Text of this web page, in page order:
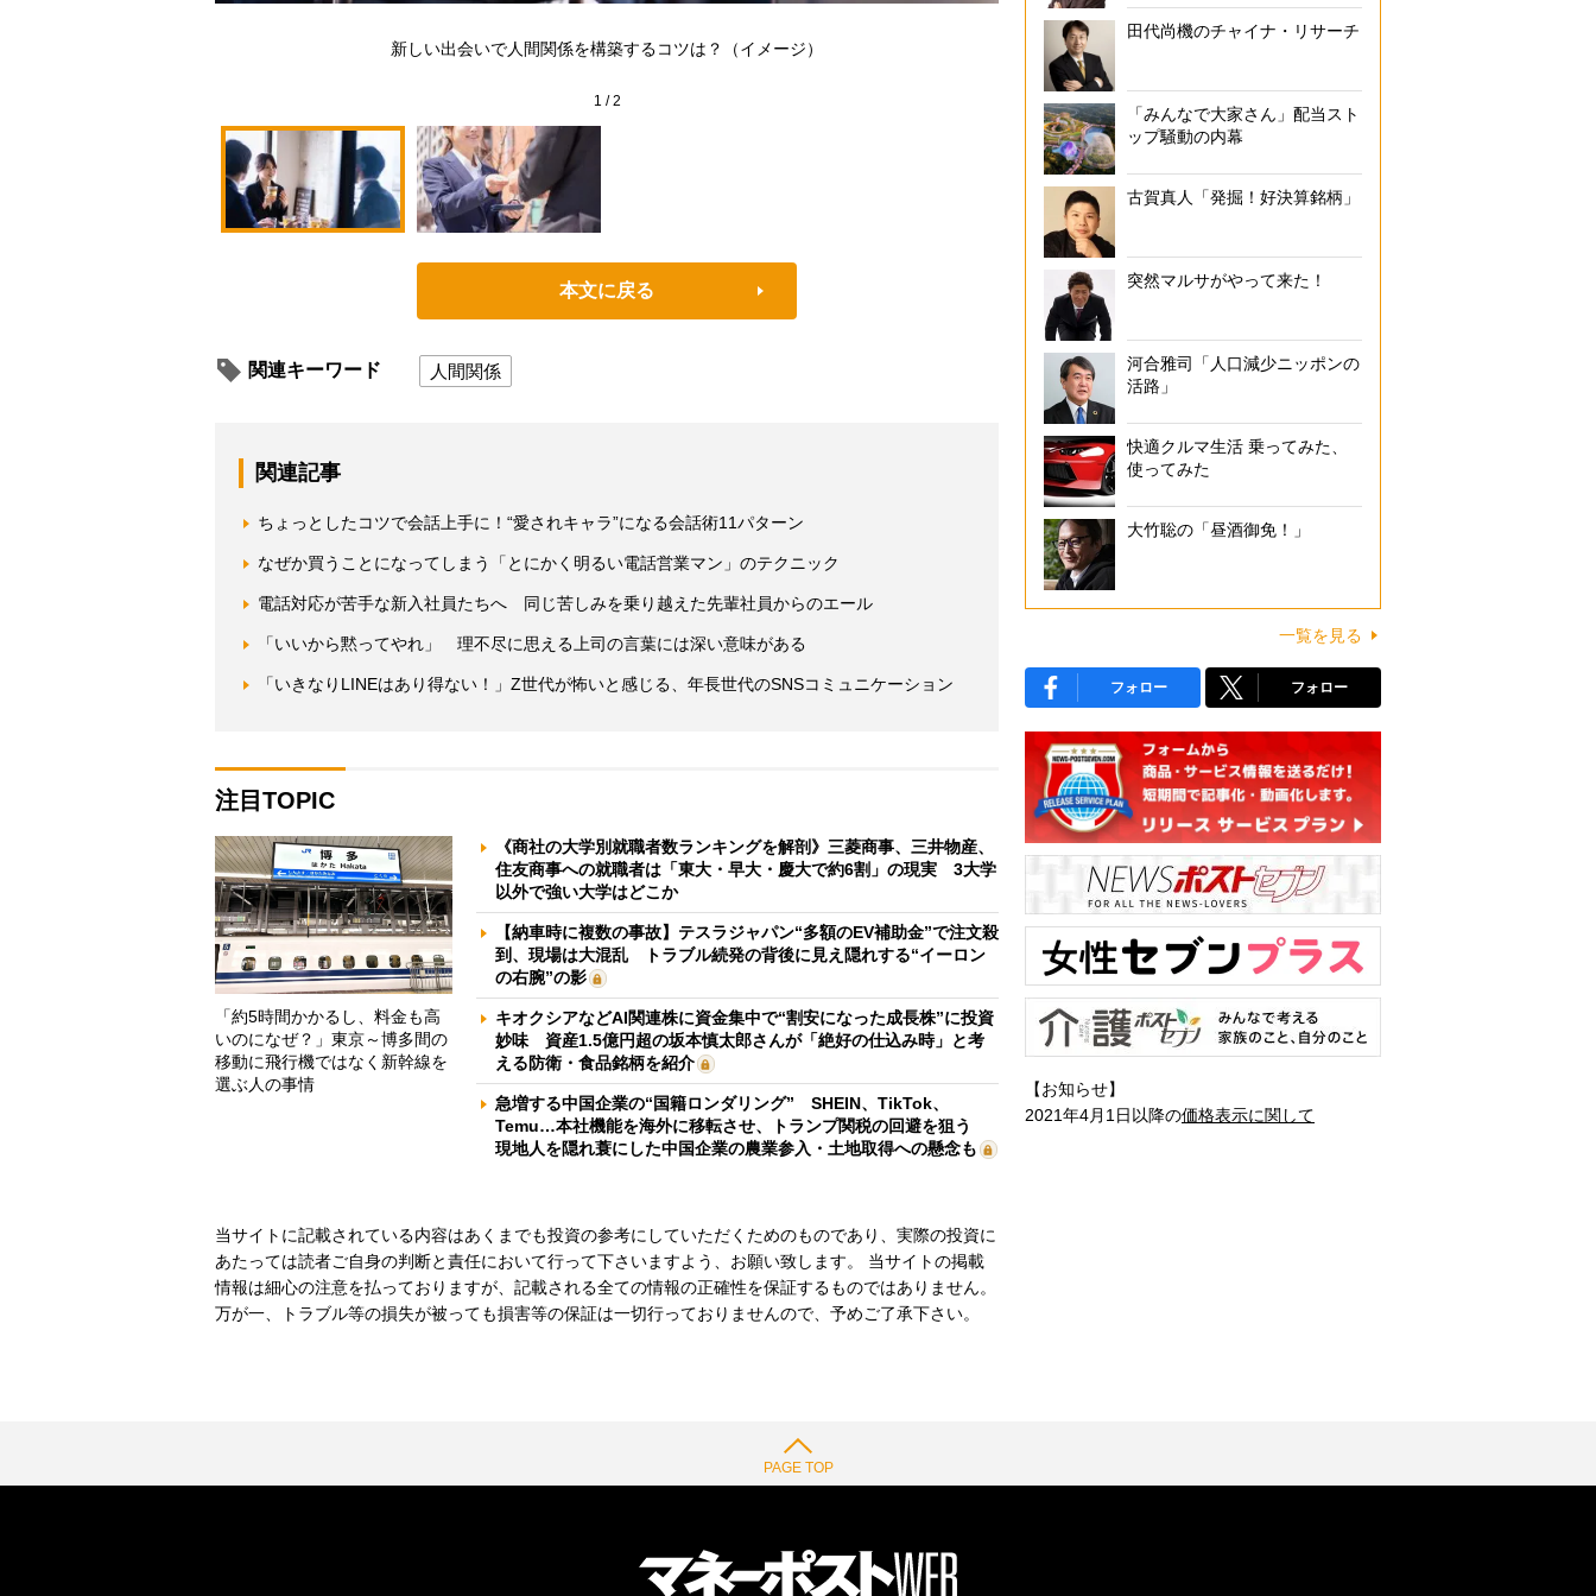
新しい出会いで人間関係を構築するコツは？（イメージ）
「最初に名刺を300枚渡され、『1週間で全部渡してこい』と言われて気が遠
るしかありません。“恥をかいても死ぬわけじゃない”という気分でお客さんを
件仕事が取れて、事務所に戻ると所長や先輩にベタ褒めされました。それです
1 /2
本文に戻る
関連キーワード 人間関係
関連記事
ちょっとしたコツで会話上手に！“愛されキャラ”になる会話術11パターン
なぜか買うことになってしまう「とにかく明るい電話営業マン」のテクニック
電話対応が苦手な新入社員たちへ 同じ苦しみを乗り越えた先輩社員からのエール
「いいから黙ってやれ」 理不尽に思える上司の言葉には深い意味がある
「いきなりLINEはあり得ない！」Z世代が怖いと感じる、年長世代のSNSコミュニケーション
注目TOPIC
「約5時間かかるし、料金も高
いのになぜ？」東京～博多間の
移動に飛行機ではなく新幹線を
選ぶ人の事情
《商社の大学別就職者数ランキングを解剖》三菱商事、三井物産、
住友商事への就職者は「東大・早大・慶大で約6割」の現実 3大学
以外で強い大学はどこか
【納車時に複数の事故】テスラジャパン“多額のEV補助金”で注文殺
到、現場は大混乱 トラブル続発の背後に見え隠れする“イーロン
の右腕”の影
キオクシアなどAI関連株に資金集中で“割安になった成長株”に投資
妙味 資産1.5億円超の坂本慎太郎さんが「絶好の仕込み時」と考
える防衛・食品銘柄を紹介
急増する中国企業の“国籍ロンダリング” SHEIN、TikTok、
Temu…本社機能を海外に移転させ、トランプ関税の回避を狙う
現地人を隠れ蓑にした中国企業の農業参入・土地取得への懸念も
当サイトに記載されている内容はあくまでも投資の参考にしていただくためのものであり、実際の投資に
あたっては読者ご自身の判断と責任において行って下さいますよう、お願い致します。 当サイトの掲載
情報は細心の注意を払っておりますが、記載される全ての情報の正確性を保証するものではありません。
万が一、トラブル等の損失が被っても損害等の保証は一切行っておりませんので、予めご了承下さい。
田代尚機のチャイナ・リサーチ
「みんなで大家さん」配当スト
ップ騒動の内幕
古賀真人「発掘！好決算銘柄」
突然マルサがやって来た！
河合雅司「人口減少ニッポンの
活路」
快適クルマ生活 乗ってみた、
使ってみた
大竹聡の「昼酒御免！」
一覧を見る
フォロー フォロー
【お知らせ】
2021年4月1日以降の価格表示に関して
PAGE TOP